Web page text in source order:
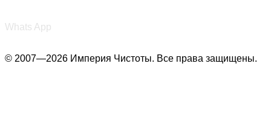
Whats App
© 2007—2026 Империя Чистоты. Все права защищены.